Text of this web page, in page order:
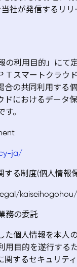
社が発信するリ
の利用目的」にて
Ｔスマートクラウ
合の共同利用する
ドにおけるデータ
。
ja/
る制度(個人情報
kaiseihogohou/
務の委託
た個人情報を本人
用目的を遂行する
するセキュリテ